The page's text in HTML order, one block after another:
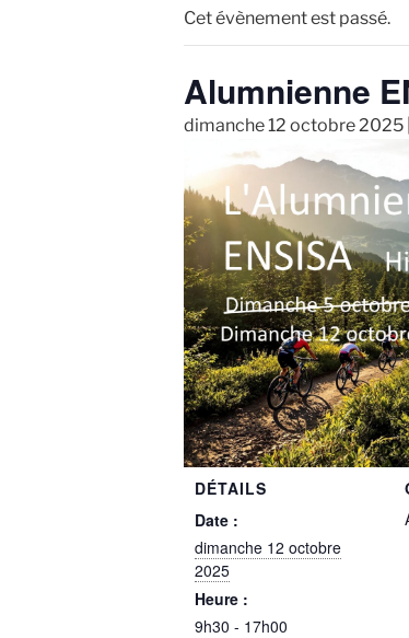
Cet évènement est passé.
Alumnienne
dimanche 12 octobre 2025
DÉTAILS
Date :
dimanche 12 octobre
2025
Heure :
9h30 - 17h00